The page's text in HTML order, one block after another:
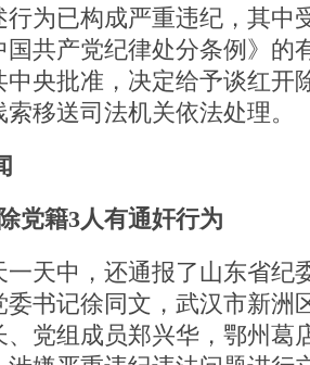
已构成严重违纪，其中
国共产党纪律处分条例》的
中央批准，决定给予谈红开
移送司法机关依法处理。
籍3人有通奸行为
中，还通报了山东省纪
委书记徐同文，武汉市新洲
、党组成员郑兴华，鄂州葛